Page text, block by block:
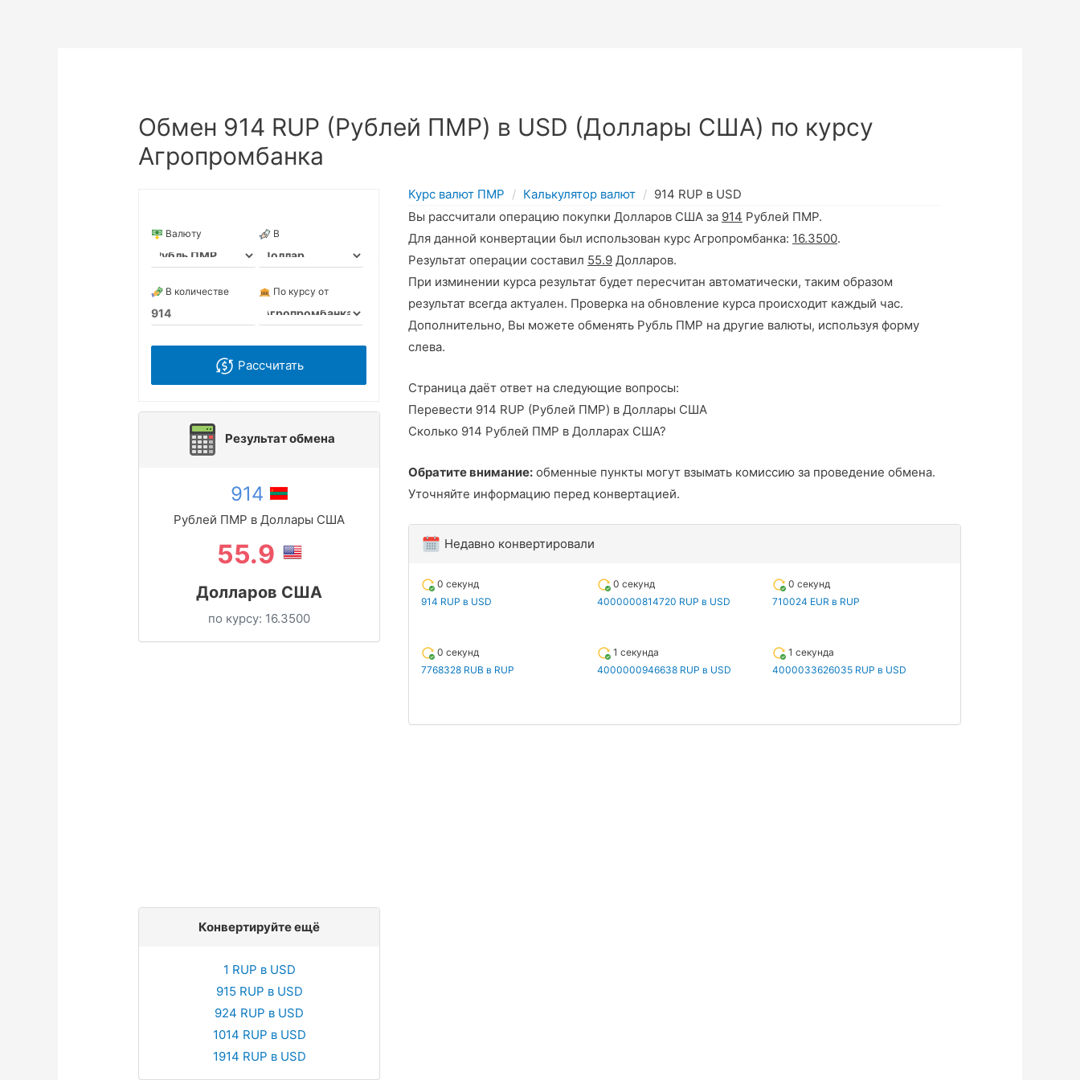
Обмен 914 RUP (Рублей ПМР) в USD (Доллары США) по курсу
Агропромбанка
Валюту В
В количестве По курсу от
Рассчитать
Результат обмена
914
Рублей ПМР в Доллары США
55.9
Долларов США
по курсу: 16.3500
Конвертируйте ещё
1 RUP в USD
915 RUP в USD
924 RUP в USD
1014 RUP в USD
1914 RUP в USD
Курс валют ПМР Калькулятор валют
914 RUP в USD
Вы рассчитали операцию покупки Долларов США за 914 Рублей ПМР.
Для данной конвертации был использован курс Агропромбанка: 16.3500.
Результат операции составил 55.9 Долларов.
При изминении курса результат будет пересчитан автоматически, таким образом
результат всегда актуален. Проверка на обновление курса происходит каждый час.
Дополнительно, Вы можете обменять Рубль ПМР на другие валюты, используя форму
слева.
Страница даёт ответ на следующие вопросы:
Перевести 914 RUP (Рублей ПМР) в Доллары США
Сколько 914 Рублей ПМР в Долларах США?
Обратите внимание: обменные пункты могут взымать комиссию за проведение обмена.
Уточняйте информацию перед конвертацией.
Недавно конвертировали
0 секунд
914 RUP в USD
0 секунд
4000000814720 RUP в USD
0 секунд
710024 EUR в RUP
0 секунд
7768328 RUB в RUP
1 секунда
4000000946638 RUP в USD
1 секунда
4000033626035 RUP в USD